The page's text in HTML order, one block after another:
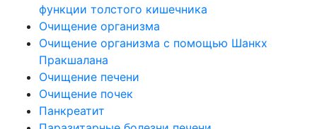
функции толстого кишечника
Очищение организма
Очищение организма с помощью Шанкх
Пракшалана
Очищение печени
Очищение почек
Панкреатит